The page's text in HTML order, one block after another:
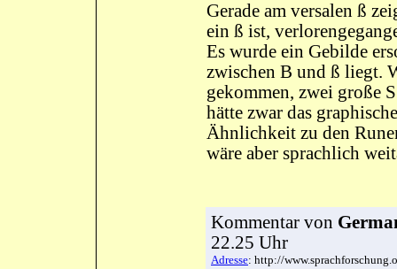
Gerade am versalen ß
ein ß ist,
Es wurde ein Gebilde
zwischen B und ß liegt.
gekommen, zwei große
hätte zwar das
Ähnlichkeit zu den
wäre aber sprachlich
Kommentar von
22.25 Uhr
Adresse: http://